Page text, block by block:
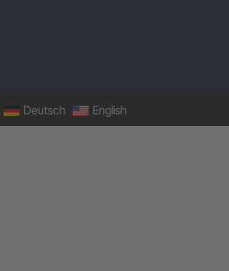
Deutsch English